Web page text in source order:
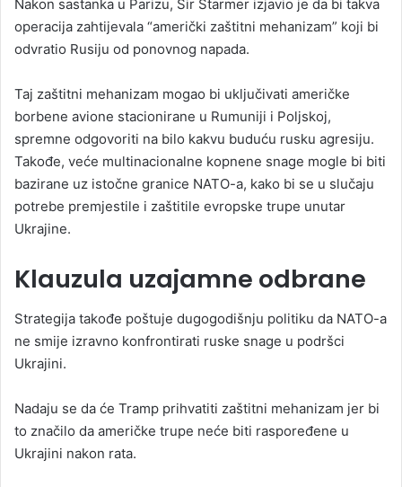
Nakon sastanka u Parizu, Sir Starmer izjavio je da bi takva
operacija zahtijevala “američki zaštitni mehanizam” koji bi
odvratio Rusiju od ponovnog napada.
Taj zaštitni mehanizam mogao bi uključivati američke
borbene avione stacionirane u Rumuniji i Poljskoj,
spremne odgovoriti na bilo kakvu buduću rusku agresiju.
Takođe, veće multinacionalne kopnene snage mogle bi biti
bazirane uz istočne granice NATO-a, kako bi se u slučaju
potrebe premjestile i zaštitile evropske trupe unutar
Ukrajine.
Klauzula uzajamne odbrane
Strategija takođe poštuje dugogodišnju politiku da NATO-a
ne smije izravno konfrontirati ruske snage u podršci
Ukrajini.
Nadaju se da će Tramp prihvatiti zaštitni mehanizam jer bi
to značilo da američke trupe neće biti raspoređene u
Ukrajini nakon rata.